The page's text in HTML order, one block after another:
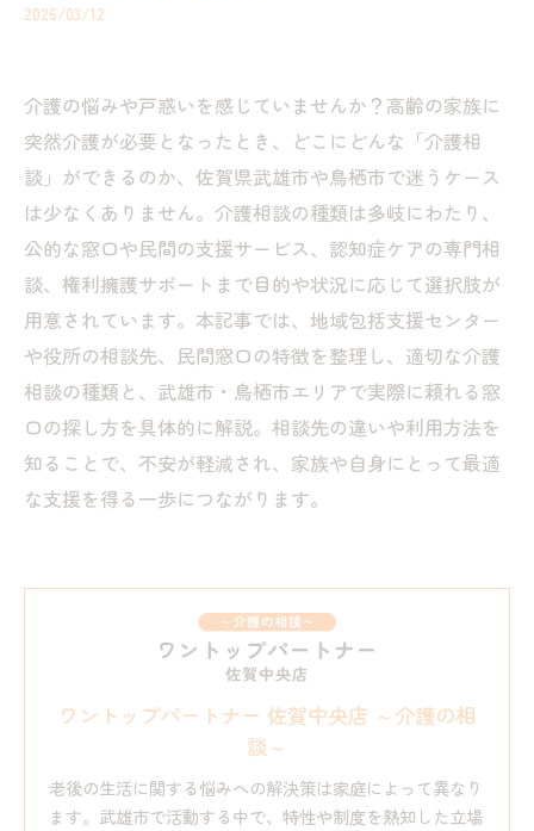
2026/03/12
介護の悩みや戸惑いを感じていませんか？高齢の家族に
突然介護が必要となったとき、どこにどんな「介護相
談」ができるのか、佐賀県武雄市や鳥栖市で迷うケース
は少なくありません。介護相談の種類は多岐にわたり、
公的な窓口や民間の支援サービス、認知症ケアの専門相
談、権利擁護サポートまで目的や状況に応じて選択肢が
用意されています。本記事では、地域包括支援センター
や役所の相談先、民間窓口の特徴を整理し、適切な介護
相談の種類と、武雄市・鳥栖市エリアで実際に頼れる窓
口の探し方を具体的に解説。相談先の違いや利用方法を
知ることで、不安が軽減され、家族や自身にとって最適
な支援を得る一歩につながります。
ワントップパートナー 佐賀中央店 ～介護の相
談～
老後の生活に関する悩みへの解決策は家庭によって異なり
ます。武雄市で活動する中で、特性や制度を熟知した立場